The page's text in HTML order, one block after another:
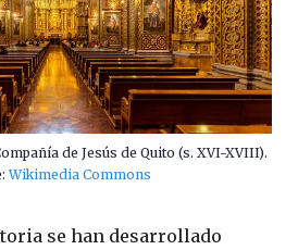
de Jesús de Quito (s. XVI-XVIII).
Wikimedia Commons
se han desarrollado